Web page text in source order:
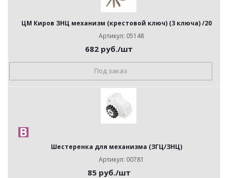
ЦМ Киров ЗНЦ механизм (крестовой ключ) (3 ключа) /20
Артикул: 05148
682 руб./шт
Под заказ
Шестеренка для механизма (ЗГЦ/ЗНЦ)
Артикул: 00781
85руб./шт